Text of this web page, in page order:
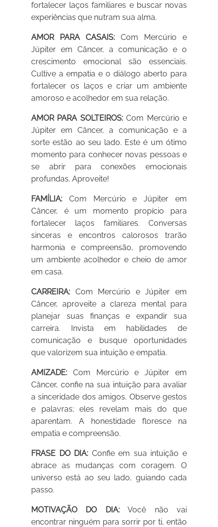
fortalecer laços familiares e buscar novas
experiências que nutram sua alma.
AMOR PARA CASAIS: Com Mercúrio e
Júpiter em Câncer, a comunicação e o
crescimento emocional são essenciais.
Cultive a empatia e o diálogo aberto para
fortalecer os laços e criar um ambiente
amoroso e acolhedor em sua relação.
AMOR PARA SOLTEIROS:Com Mercúrio e
Júpiter em Câncer, a comunicação e a
sorte estão ao seu lado. Este é um ótimo
momento para conhecer novas pessoas e
se abrir para conexões emocionais
profundas. Aproveite!
FAMÍLIA: Com Mercúrio e Júpiter em
Câncer, é um momento propício para
fortalecer laços familiares. Conversas
sinceras e encontros calorosos trarão
harmonia e compreensão, promovendo
um ambiente acolhedor e cheio de amor
em casa.
CARREIRA: Com Mercúrio e Júpiter em
Câncer, aproveite a clareza mental para
planejar suas finanças e expandir sua
carreira. Invista em habilidades de
comunicação e busque oportunidades
que valorizem sua intuição e empatia.
AMIZADE: Com Mercúrio e Júpiter em
Câncer, confie na sua intuição para avaliar
a sinceridade dos amigos. Observe gestos
e palavras; eles revelam mais do que
aparentam. A honestidade floresce na
empatia e compreensão.
FRASE DO DIA: Confie em sua intuição e
abrace as mudanças com coragem. O
universo está ao seu lado, guiando cada
passo.
MOTIVAÇÃO DO DIA:Você não vai
encontrar ninguém para sorrir por ti, então